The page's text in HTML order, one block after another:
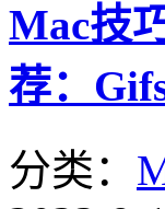
Mac技
荐：
分类：